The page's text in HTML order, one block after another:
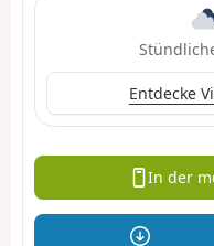
Entdecke
In der